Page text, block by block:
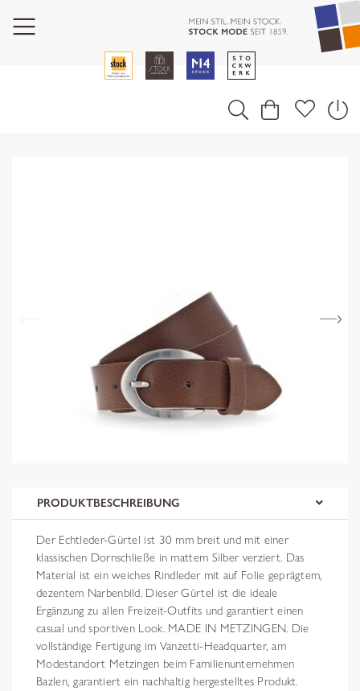
PRODUKTBESCHREIBUNG
Der Echtleder-Gürtel ist 30 mm breit und mit einer
klassischen Dornschließe in mattem Silber verziert. Das
Material ist ein weiches Rindleder mit auf Folie geprägtem,
dezentem Narbenbild. Dieser Gürtel ist die ideale
Ergänzung zu allen Freizeit-Outfits und garantiert einen
casual und sportiven Look. MADE IN METZINGEN. Die
vollständige Fertigung im Vanzetti-Headquarter, am
Modestandort Metzingen beim Familienunternehmen
Bazlen, garantiert ein nachhaltig hergestelltes Produkt.